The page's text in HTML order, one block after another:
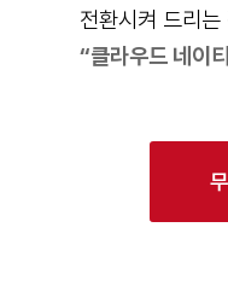
전환시켜 드리
“클라우드 네이